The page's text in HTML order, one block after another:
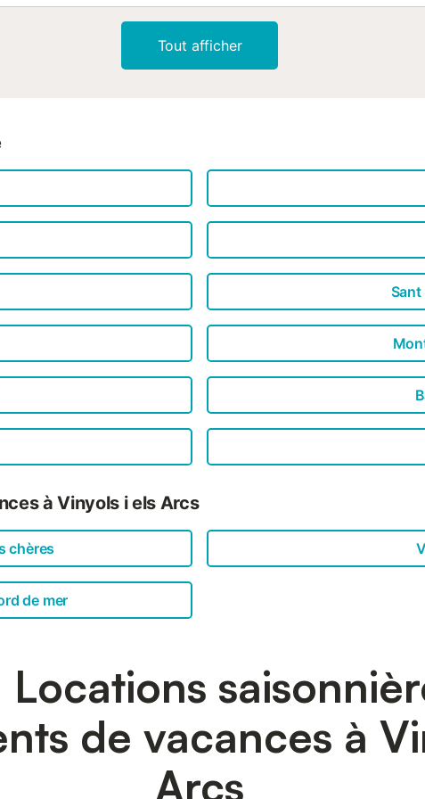
ustensiles de cuisine, une machine à café et un grille-pain. C'est un lieu
fonctionnalité, conçu pour vous offrir un séjour agréable dans un
Tout afficher
Sant
à Vinyols i els Arcs
chères
de mer
Locations
de vacances à
Arcs